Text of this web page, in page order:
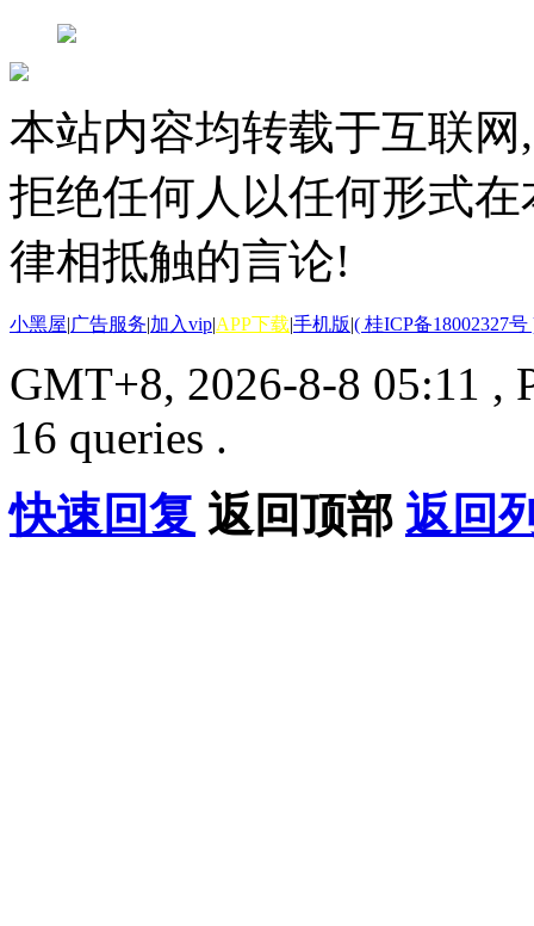
本站内容均转载于互联
拒绝任何人以任何形式
律相抵触的言论!
小黑屋|广告服务|加入vip|APP下载|手机版|( 桂ICP备18002327号
GMT+8, 2026-8-8 05:11 ,
16 queries .
快速回复 返回顶部 返回